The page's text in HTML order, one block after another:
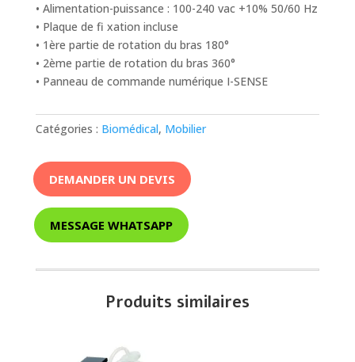
• Alimentation-puissance : 100-240 vac +10% 50/60 Hz
• Plaque de fi xation incluse
• 1ère partie de rotation du bras 180°
• 2ème partie de rotation du bras 360°
• Panneau de commande numérique I-SENSE
Catégories : Biomédical, Mobilier
DEMANDER UN DEVIS
MESSAGE WHATSAPP
Produits similaires